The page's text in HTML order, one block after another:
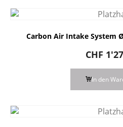
Carbon Air Intake System
CHF
In den